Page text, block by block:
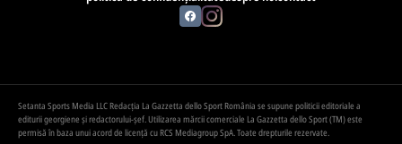
Setanta Sports Media LLC Redacția La Gazzetta dello Sport România se supune politicii editoriale a
editurii georgiene și redactorului-șef. Utilizarea mărcii comerciale La Gazzetta dello Sport (TM) este
permisă în baza unui acord de licență cu RCS Mediagroup SpA. Toate drepturile rezervate.